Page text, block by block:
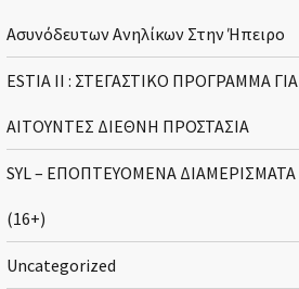
Ασυνόδευτων Ανηλίκων Στην Ήπειρο
ESTIA II : ΣΤΕΓΑΣΤΙΚΟ ΠΡΟΓΡΑΜΜΑ ΓΙΑ
ΑΙΤΟΥΝΤΕΣ ΔΙΕΘΝΗ ΠΡΟΣΤΑΣΙΑ
SYL – ΕΠΟΠΤΕΥΟΜΕΝΑ ΔΙΑΜΕΡΙΣΜΑΤΑ
(16+)
Uncategorized